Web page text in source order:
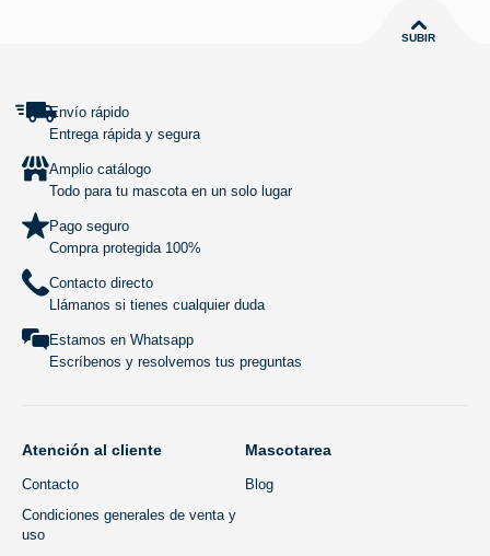
SUBIR
Envío rápido
Entrega rápida y segura
Amplio catálogo
Todo para tu mascota en un solo lugar
Pago seguro
Compra protegida 100%
Contacto directo
Llámanos si tienes cualquier duda
Estamos en Whatsapp
Escríbenos y resolvemos tus preguntas
Atención al cliente
Contacto
Condiciones generales de venta y
uso
Mascotarea
Blog